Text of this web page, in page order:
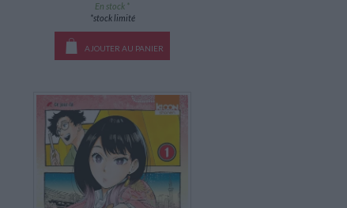
En stock *
*stock limité
AJOUTER AU PANIER